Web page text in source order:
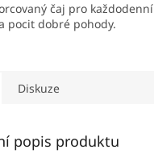
čaj pro každodenní
pocit dobré pohody.
Diskuze
popis produktu